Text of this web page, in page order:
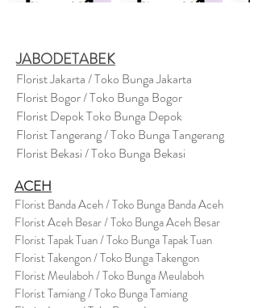
JABODETABEK
Florist Jakarta / Toko Bunga Jakarta
Florist Bogor / Toko Bunga Bogor
Florist Depok Toko Bunga Depok
Florist Tangerang / Toko Bunga Tangerang
Florist Bekasi / Toko Bunga Bekasi
ACEH
Florist Banda Aceh / Toko Bunga Banda Aceh
Florist Aceh Besar / Toko Bunga Aceh Besar
Florist Tapak Tuan / Toko Bunga Tapak Tuan
Florist Takengon / Toko Bunga Takengon
Florist Meulaboh / Toko Bunga Meulaboh
Florist Tamiang / Toko Bunga Tamiang